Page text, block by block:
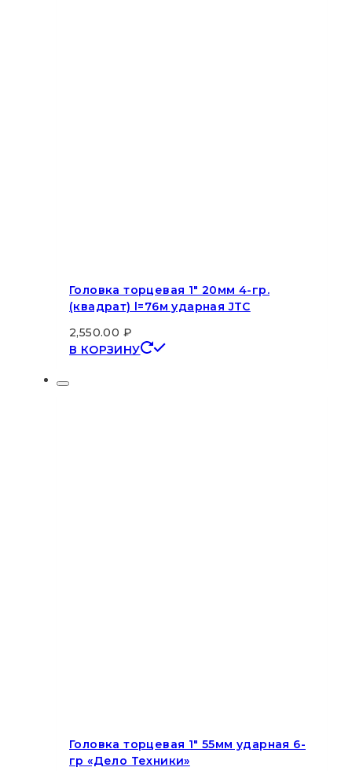
Головка торцевая 1″ 20мм 4-гр.
(квадрат) l=76м ударная JTC
2,550.00 ₽
В КОРЗИНУ
Головка торцевая 1″ 55мм ударная 6-
гр «Дело Техники»